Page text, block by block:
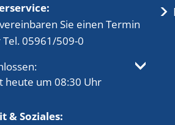
Sie einen Termin
05961/509-0
um weitere Öffnungs- oder
heute um 08:30 Uhr
& Soziales: